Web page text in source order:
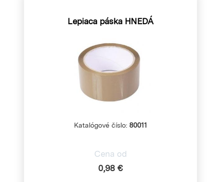
Lepiaca páska HNEDÁ
Katalógové číslo: 80011
Cena od
0,98 €